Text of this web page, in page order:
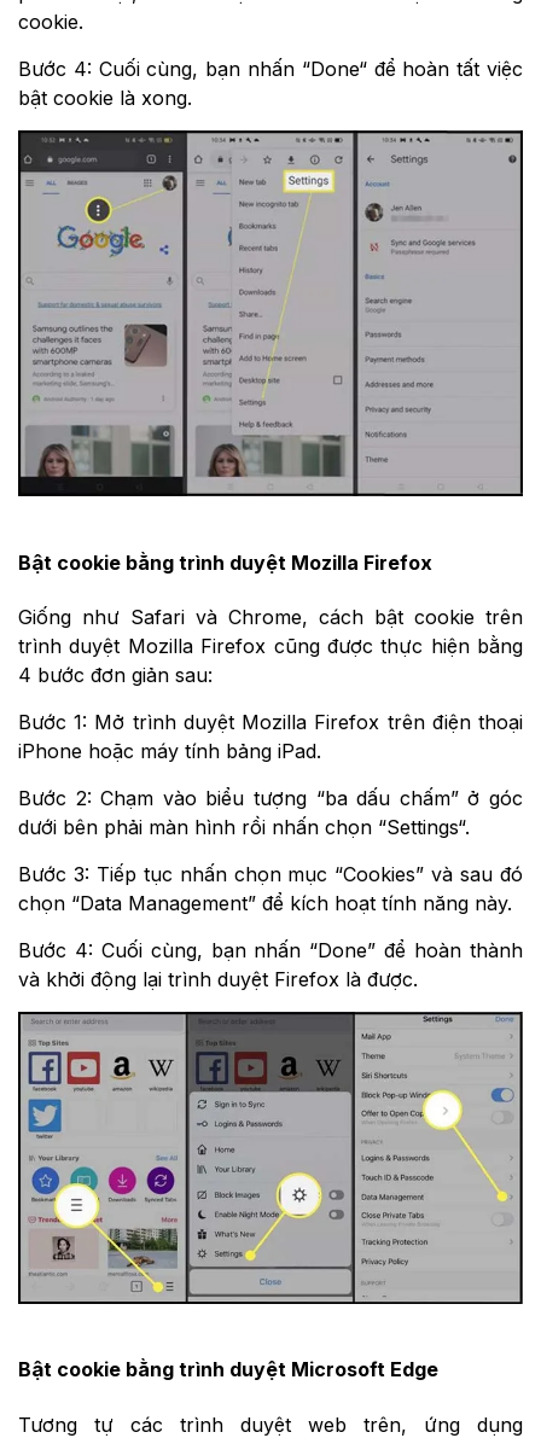
cookie.
Bước 4: Cuối cùng, bạn nhấn “Done“ để hoàn tất việc
bật cookie là xong.
Bật cookie bằng trình duyệt Mozilla Firefox
Giống như Safari và Chrome, cách bật cookie trên
trình duyệt Mozilla Firefox cũng được thực hiện bằng
4 bước đơn giản sau:
Bước 1: Mở trình duyệt Mozilla Firefox trên điện thoại
iPhone hoặc máy tính bảng iPad.
Bước 2: Chạm vào biểu tượng “ba dấu chấm” ở góc
dưới bên phải màn hình rồi nhấn chọn “Settings“.
Bước 3: Tiếp tục nhấn chọn mục “Cookies” và sau đó
chọn “Data Management” để kích hoạt tính năng này.
Bước 4: Cuối cùng, bạn nhấn “Done” để hoàn thành
và khởi động lại trình duyệt Firefox là được.
Bật cookie bằng trình duyệt Microsoft Edge
Tương tự các trình duyệt web trên, ứng dụng